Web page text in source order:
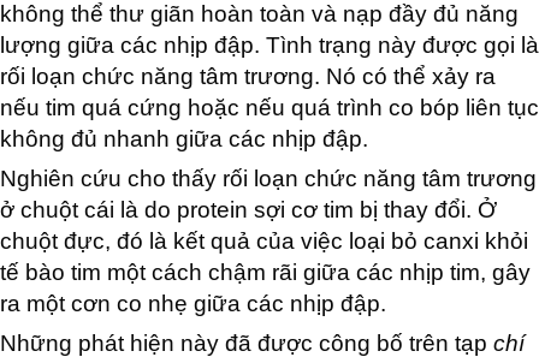
không thể thư giãn hoàn toàn và nạp đầy đủ năng
lượng giữa các nhịp đập. Tình trạng này được gọi là
rối loạn chức năng tâm trương. Nó có thể xảy ra
nếu tim quá cứng hoặc nếu quá trình co bóp liên tục
không đủ nhanh giữa các nhịp đập.
Nghiên cứu cho thấy rối loạn chức năng tâm trương
ở chuột cái là do protein sợi cơ tim bị thay đổi. Ở
chuột đực, đó là kết quả của việc loại bỏ canxi khỏi
tế bào tim một cách chậm rãi giữa các nhịp tim, gây
ra một cơn co nhẹ giữa các nhịp đập.
Những phát hiện này đã được công bố trên tạp chí